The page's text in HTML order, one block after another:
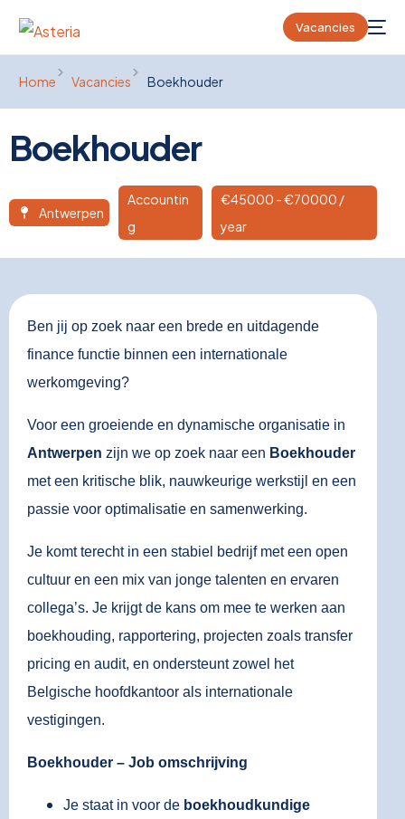
Vacancies
Home Vacancies Boekhouder
Boekhouder
Antwerpen
Accountin
g
€45000 - €70000 /
year
Ben jij op zoek naar een brede en uitdagende
finance functie binnen een internationale
werkomgeving?
Voor een groeiende en dynamische organisatie in
Antwerpen zijn we op zoek naar een Boekhouder
met een kritische blik, nauwkeurige werkstijl en een
passie voor optimalisatie en samenwerking.
Je komt terecht in een stabiel bedrijf met een open
cultuur en een mix van jonge talenten en ervaren
collega’s. Je krijgt de kans om mee te werken aan
boekhouding, rapportering, projecten zoals transfer
pricing en audit, en ondersteunt zowel het
Belgische hoofdkantoor als internationale
vestigingen.
Boekhouder – Job omschrijving
Je staat in voor de boekhoudkundige